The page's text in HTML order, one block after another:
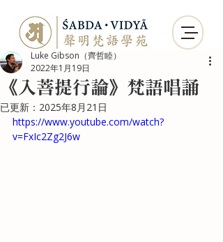
《入菩提行論》梵語唱誦
Luke Gibson（齊哲睦）
2022年1月19日
已更新： 2025年8月21日
https://www.youtube.com/watch?
v=FxIc2Zg2J6w